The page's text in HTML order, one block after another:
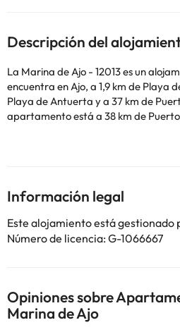
Descripción del
La Marina de Ajo - 12013 es un
encuentra en Ajo, a 1,9 km de Playa
Playa de Antuerta y a 37 km de
apartamento está a 38 km de
dormitorios, una cocina con nevera
Magdalena está a 41 km. El
(Aeropuerto de Santander) está a 35
When travelling with pets, please
35EUR per pet, per stay applies.
consultar sus tarifas directamente en
información de esta ficha está sujeta
Información legal
Este alojamiento está gestionado
Número de licencia: G-1066667
Opiniones sobre
Marina de Ajo